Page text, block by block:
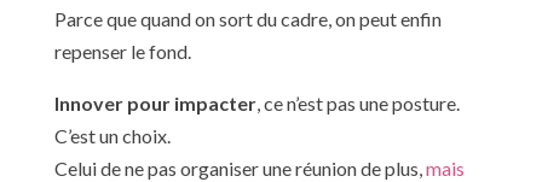
Parce que quand on sort du cadre, on peut enfin
repenser le fond.
Innover pour impacter, ce n’est pas une posture.
C’est un choix.
Celui de ne pas organiser une réunion de plus,mais